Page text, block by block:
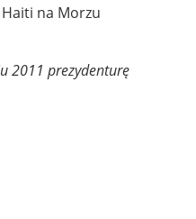
na Morzu
2011 prezydenturę